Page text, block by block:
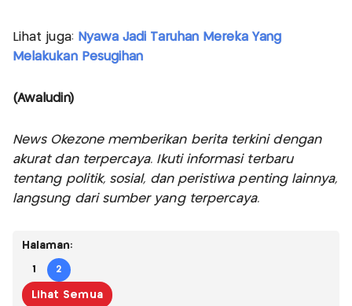
Lihat juga: Nyawa Jadi Taruhan Mereka Yang
Melakukan Pesugihan
(Awaludin)
News Okezone memberikan berita terkini dengan
akurat dan terpercaya. Ikuti informasi terbaru
tentang politik, sosial, dan peristiwa penting lainnya,
langsung dari sumber yang terpercaya.
Halaman:
1 2
Lihat Semua